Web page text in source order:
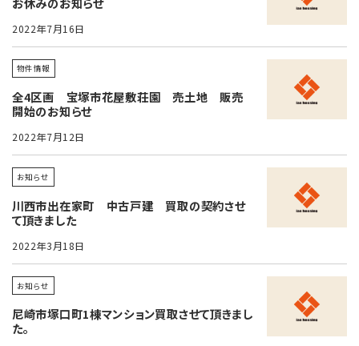
2022年7月16日
物件情報
全4区画 宝塚市花屋敷荘園 売土地 販売
開始のお知らせ
2022年7月12日
お知らせ
川西市出在家町 中古戸建 買取の契約させ
て頂きました
2022年3月18日
お知らせ
尼崎市塚口町1棟マンション買取させて頂きまし
た。